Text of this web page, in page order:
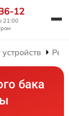
12
21:00
бака